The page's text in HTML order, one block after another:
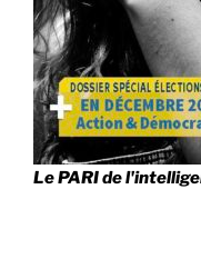
Le PARI de